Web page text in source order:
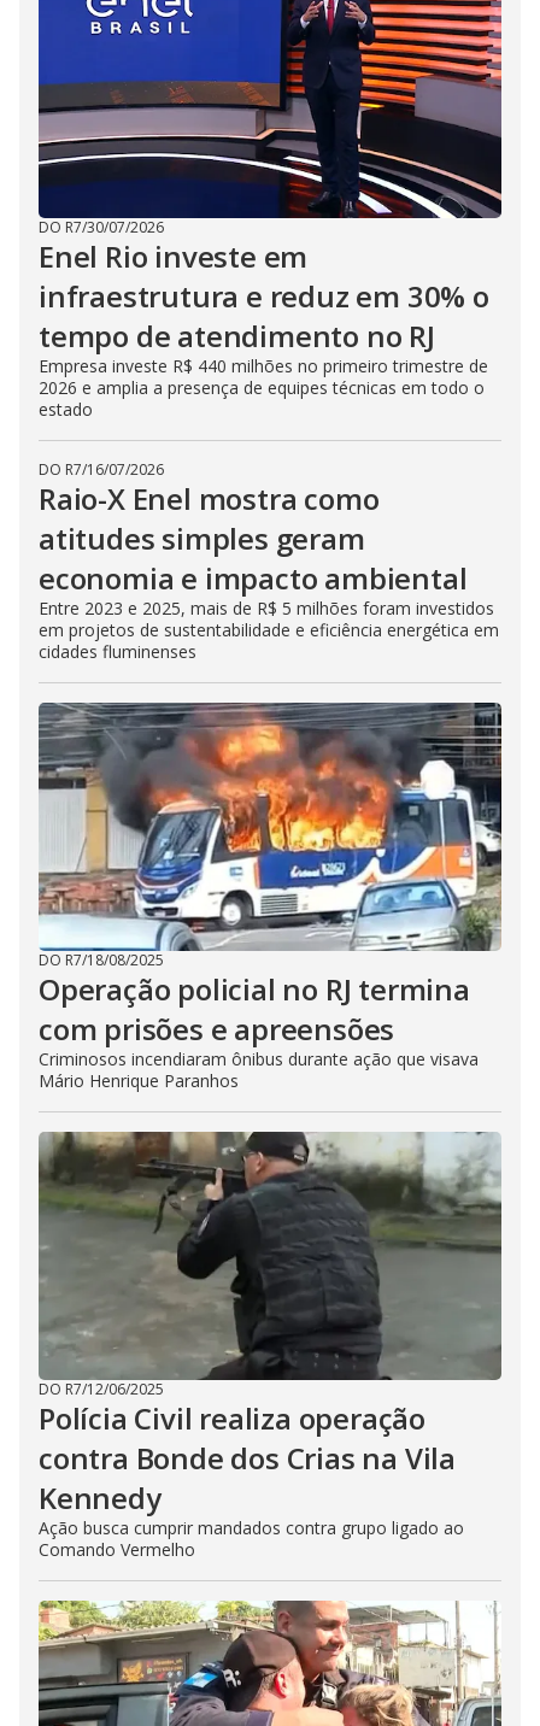
DO R7/30/07/2026
Enel Rio investe em
infraestrutura e reduz em 30% o
tempo de atendimento no RJ
Empresa investe R$ 440 milhões no primeiro trimestre de
2026 e amplia a presença de equipes técnicas em todo o
estado
DO R7/16/07/2026
Raio-X Enel mostra como
atitudes simples geram
economia e impacto ambiental
Entre 2023 e 2025, mais de R$ 5 milhões foram investidos
em projetos de sustentabilidade e eficiência energética em
cidades fluminenses
DO R7/18/08/2025
Operação policial no RJ termina
com prisões e apreensões
Criminosos incendiaram ônibus durante ação que visava
Mário Henrique Paranhos
DO R7/12/06/2025
Polícia Civil realiza operação
contra Bonde dos Crias na Vila
Kennedy
Ação busca cumprir mandados contra grupo ligado ao
Comando Vermelho